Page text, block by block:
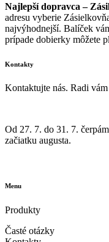
Najlepší dopravca –
adresu vyberie
najvýhodnejší. Balíček
prípade dobierky môžete
Kontakty
Kontaktujte nás. Radi
Od 27. 7. do 31. 7.
začiatku augusta.
Menu
Produkty
Časté otázky